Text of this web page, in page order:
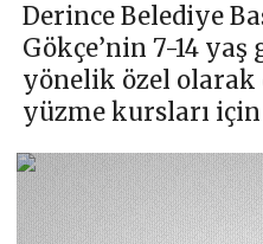
Derince Belediye
Gökçe’nin 7-14
yönelik özel olarak
yüzme kursları